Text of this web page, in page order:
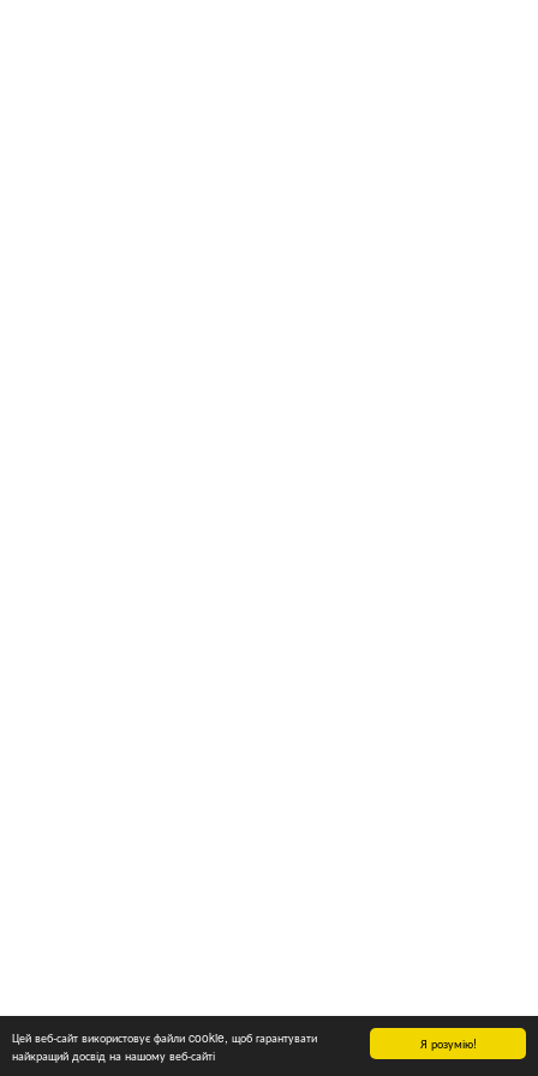
Я розумію!
Цей веб-сайт використовує файли cookie, щоб гарантувати
найкращий досвід на нашому веб-сайті